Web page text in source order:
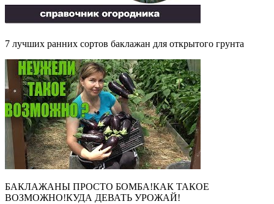
7 лучших ранних сортов баклажан для открытого грунта
БАКЛАЖАНЫ ПРОСТО БОМБА!КАК ТАКОЕ
ВОЗМОЖНО!КУДА ДЕВАТЬ УРОЖАЙ!